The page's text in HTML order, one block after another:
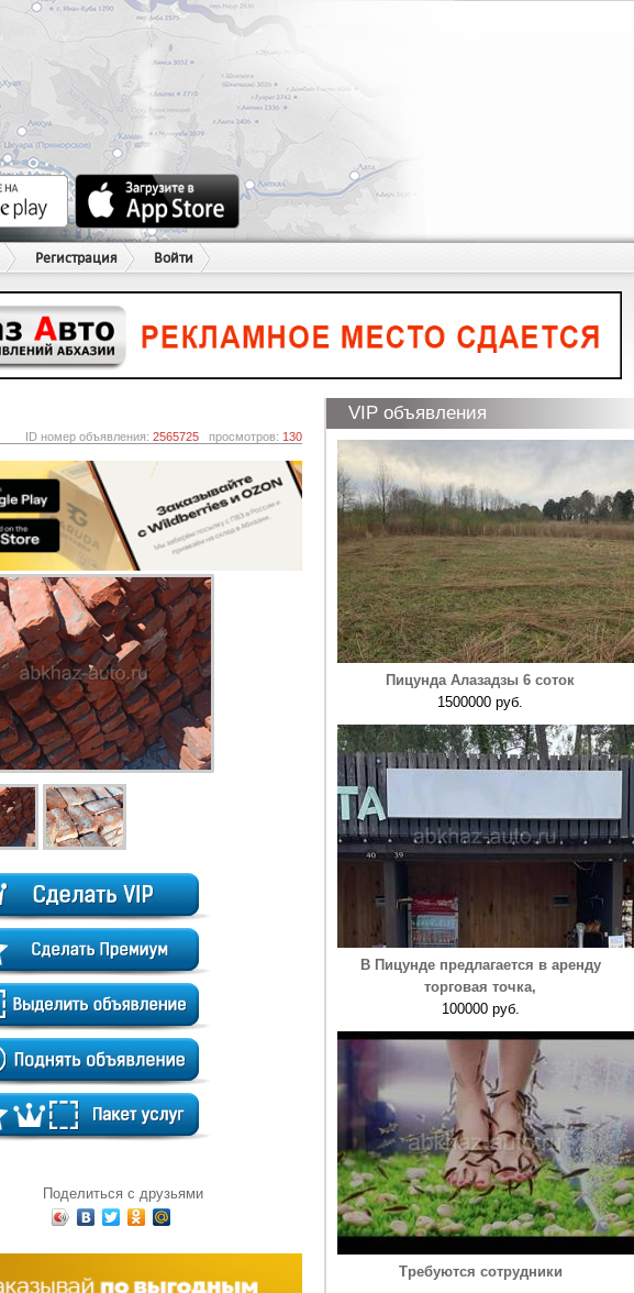
Регистрация Войти
ID номер объявления: 2565725 просмотров: 130
Поделиться с друзьями
VIP объявления
Пицунда Алазадзы 6 соток
1500000 руб.
В Пицунде предлагается в аренду
торговая точка,
100000 руб.
Требуются сотрудники